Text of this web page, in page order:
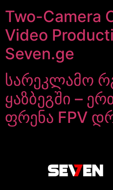
Two-Camera
Video
Seven.ge
სარეკლამო
ყაზბეგში –
ფრენა FPV